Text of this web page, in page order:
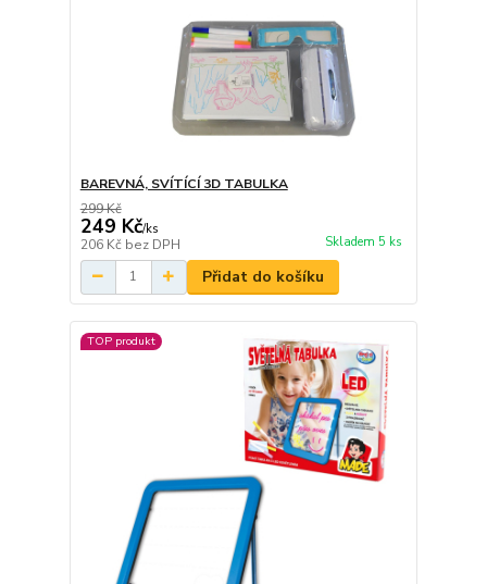
BAREVNÁ, SVÍTÍCÍ 3D TABULKA
299 Kč
249 Kč/ks
206 Kč bez DPH Skladem 5 ks
Přidat do košíku
TOP produkt